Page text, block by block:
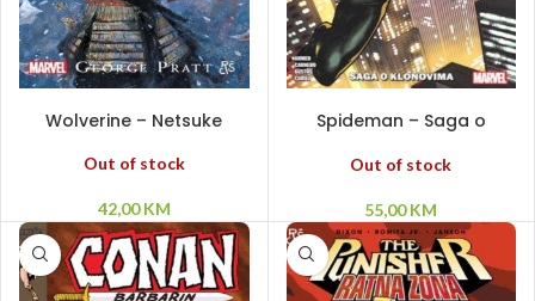
Wolverine – Netsuke
Out of stock
42,00KM
Spideman – Saga o
Out of stock
55,00KM